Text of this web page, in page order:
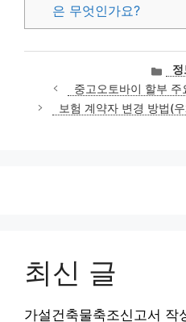
은 무엇인가요?
카
테
고
리
정
중고오토바이 할부
보험 계약자 변경 방법(
최신 글
가설건축물축조신고서 작